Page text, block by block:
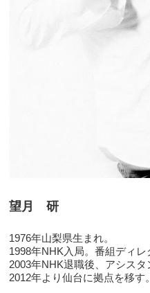
望月 研
1976年山梨県生まれ。
1998年NHK入局。番組ディレ
2003年NHK退職後、アシスタ
2012年より仙台に拠点を移す。